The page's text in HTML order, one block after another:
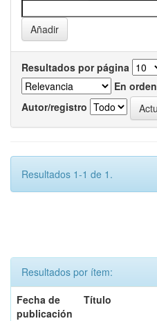
Resultados por página
En orden
Autor/registro
Resultados 1-1 de 1.
Resultados por ítem:
Fecha de
publicación
Título